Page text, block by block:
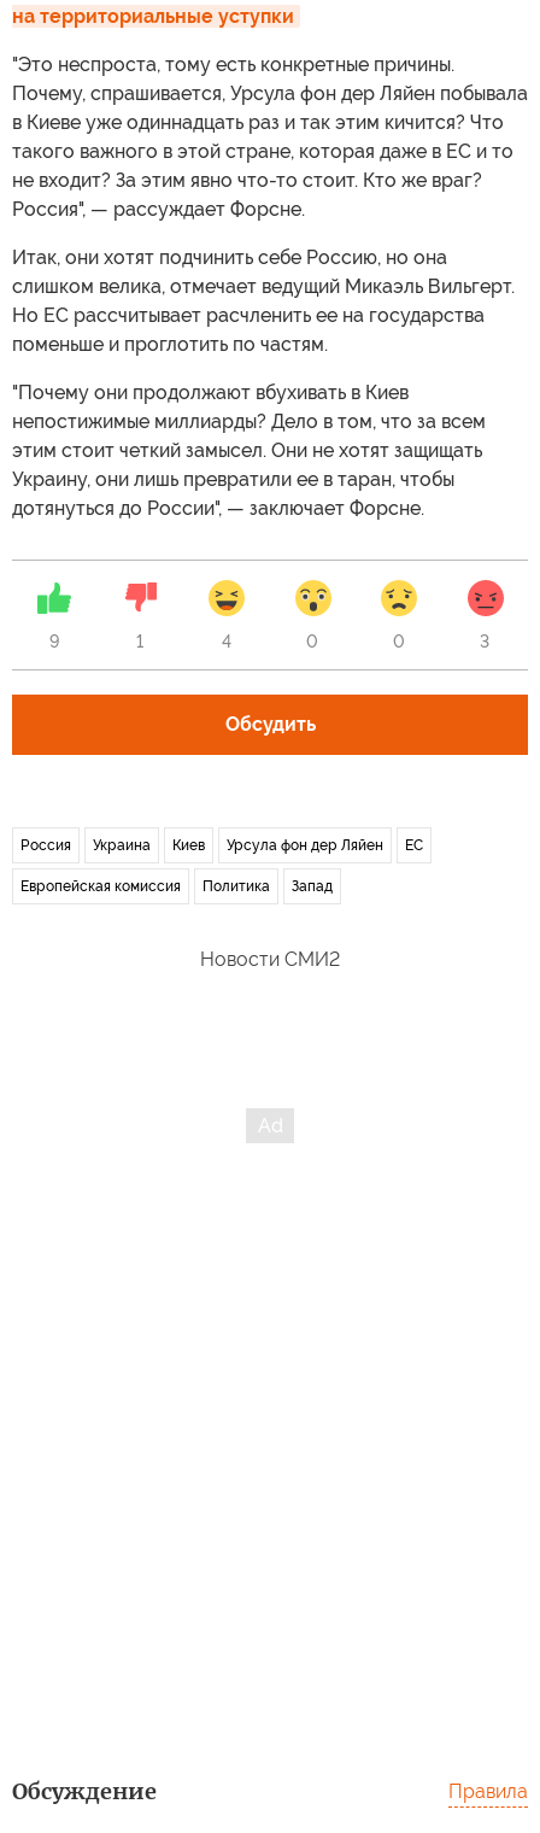
на территориальные уступки
"Это неспроста, тому есть конкретные причины.
Почему, спрашивается, Урсула фон дер Ляйен побывала
в Киеве уже одиннадцать раз и так этим кичится? Что
такого важного в этой стране, которая даже в ЕС и то
не входит? За этим явно что-то стоит. Кто же враг?
Россия", — рассуждает Форсне.
Итак, они хотят подчинить себе Россию, но она
слишком велика, отмечает ведущий Микаэль Вильгерт.
Но ЕС рассчитывает расчленить ее на государства
поменьше и проглотить по частям.
"Почему они продолжают вбухивать в Киев
непостижимые миллиарды? Дело в том, что за всем
этим стоит четкий замысел. Они не хотят защищать
Украину, они лишь превратили ее в таран, чтобы
дотянуться до России", — заключает Форсне.
9 1 4 0 0 3
Обсудить
Россия Украина Киев Урсула фон дер Ляйен ЕС
Европейская комиссия Политика Запад
Новости СМИ2
Обсуждение Правила